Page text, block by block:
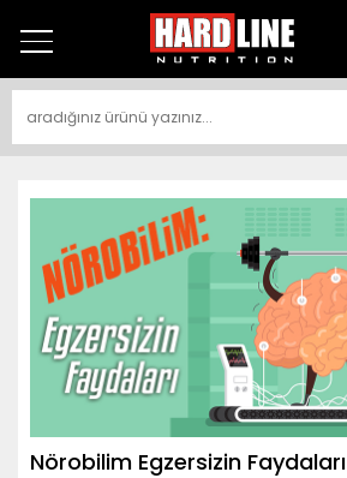
Nörobilim Egzersizin Faydaları